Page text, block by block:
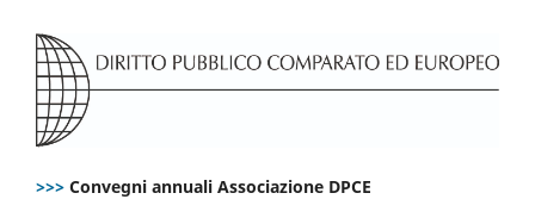
>>> Convegni annuali Associazione DPCE